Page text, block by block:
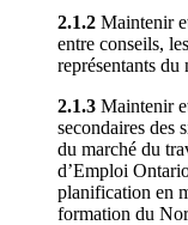
2.1.2 Maintenir
entre conseils,
représentants
2.1.3 Maintenir
secondaires des
du marché du
d’Emploi
planification en
formation du